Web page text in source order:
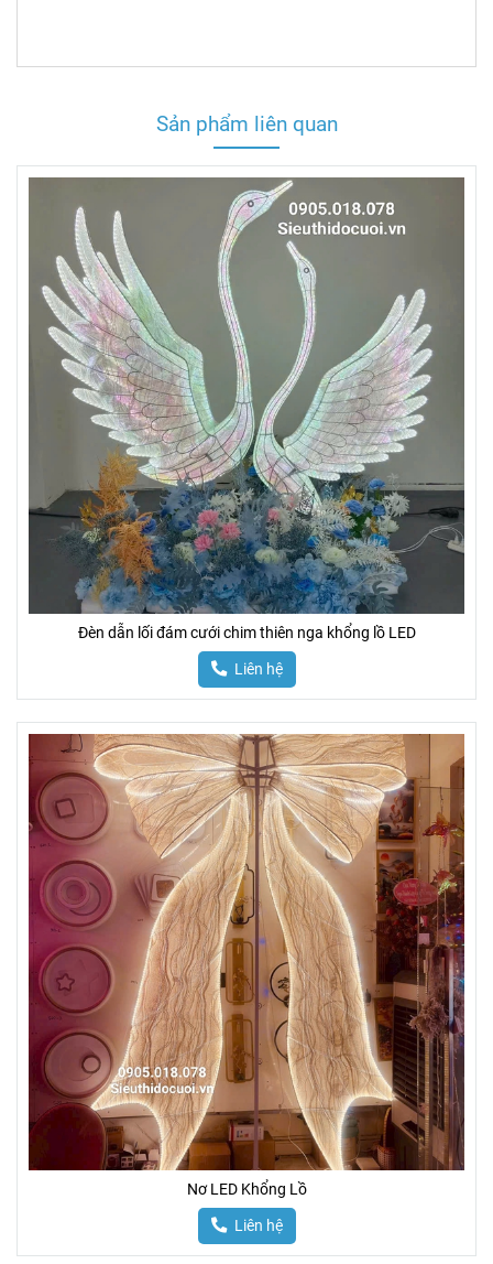
Sản phẩm liên quan
Đèn dẫn lối đám cưới chim thiên nga khổng lồ LED
Liên hệ
Nơ LED Khổng Lồ
Liên hệ